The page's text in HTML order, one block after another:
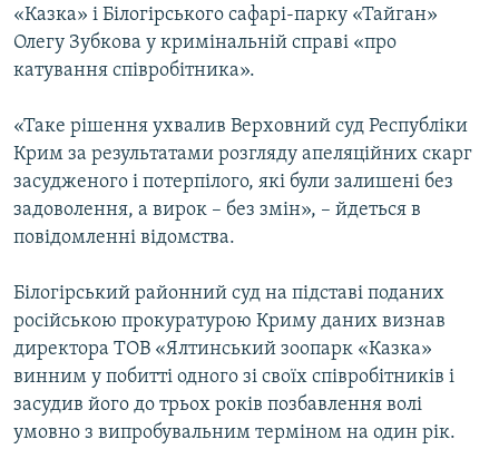
Усі сайти RFE/RL
«Казка» і Білогірського сафарі-парку «Тайган»
Олегу Зубкова у кримінальній справі «про
катування співробітника».
«Таке рішення ухвалив Верховний суд Республіки
Крим за результатами розгляду апеляційних скарг
засудженого і потерпілого, які були залишені без
задоволення, а вирок – без змін», – йдеться в
повідомленні відомства.
Білогірський районний суд на підставі поданих
російською прокуратурою Криму даних визнав
директора ТОВ «Ялтинський зоопарк «Казка»
винним у побитті одного зі своїх співробітників і
засудив його до трьох років позбавлення волі
умовно з випробувальним терміном на один рік.